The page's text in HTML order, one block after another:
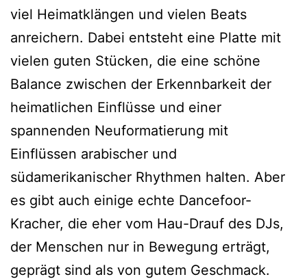
viel Heimatklängen und vielen Beats
anreichern. Dabei entsteht eine Platte mit
vielen guten Stücken, die eine schöne
Balance zwischen der Erkennbarkeit der
heimatlichen Einflüsse und einer
spannenden Neuformatierung mit
Einflüssen arabischer und
südamerikanischer Rhythmen halten. Aber
es gibt auch einige echte Dancefoor-
Kracher, die eher vom Hau-Drauf des DJs,
der Menschen nur in Bewegung erträgt,
geprägt sind als von gutem Geschmack.